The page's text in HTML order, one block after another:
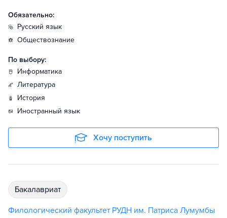
Обязательно:
русский язык
обществознание
По выбору:
информатика
литература
история
иностранный язык
Хочу поступить
бакалавриат
Филологический факультет РУДН им. Патриса Лумумбы